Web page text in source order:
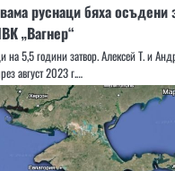
руснаци бяха осъдени
„Вагнер“
на 5,5 години затвор. Алексей Т. и
август 2023 г.…